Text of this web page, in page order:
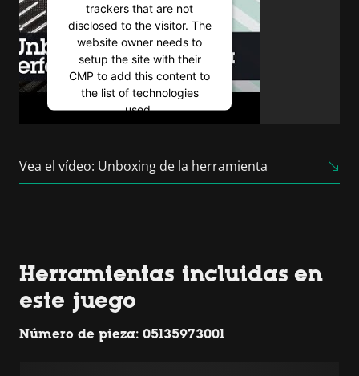
trackers that are not
disclosed to the visitor. The
website owner needs to
setup the site with their
CMP to add this content to
the list of technologies
used.
Consent Management
Platform
Vea el vídeo: Unboxing de la herramienta
Herramientas incluidas en
este juego
Número de pieza: 05135973001